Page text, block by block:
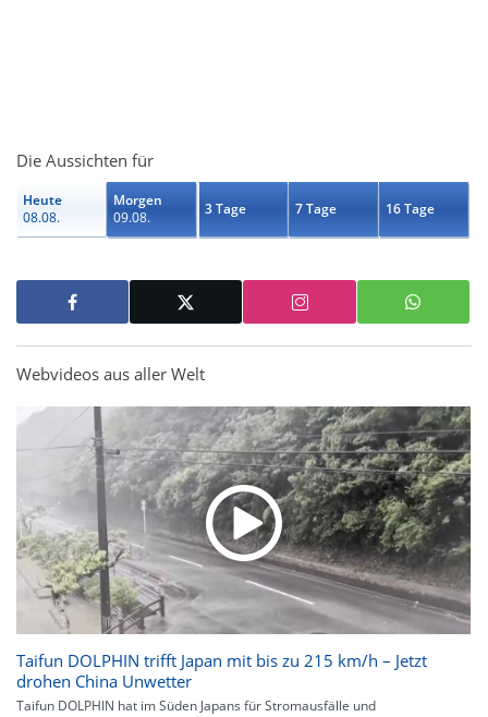
Die Aussichten für
Heute
08.08.
Morgen
09.08.
3 Tage 7 Tage 16 Tage
Webvideos aus aller Welt
Taifun DOLPHIN trifft Japan mit bis zu 215 km/h – Jetzt
drohen China Unwetter
Taifun DOLPHIN hat im Süden Japans für Stromausfälle und